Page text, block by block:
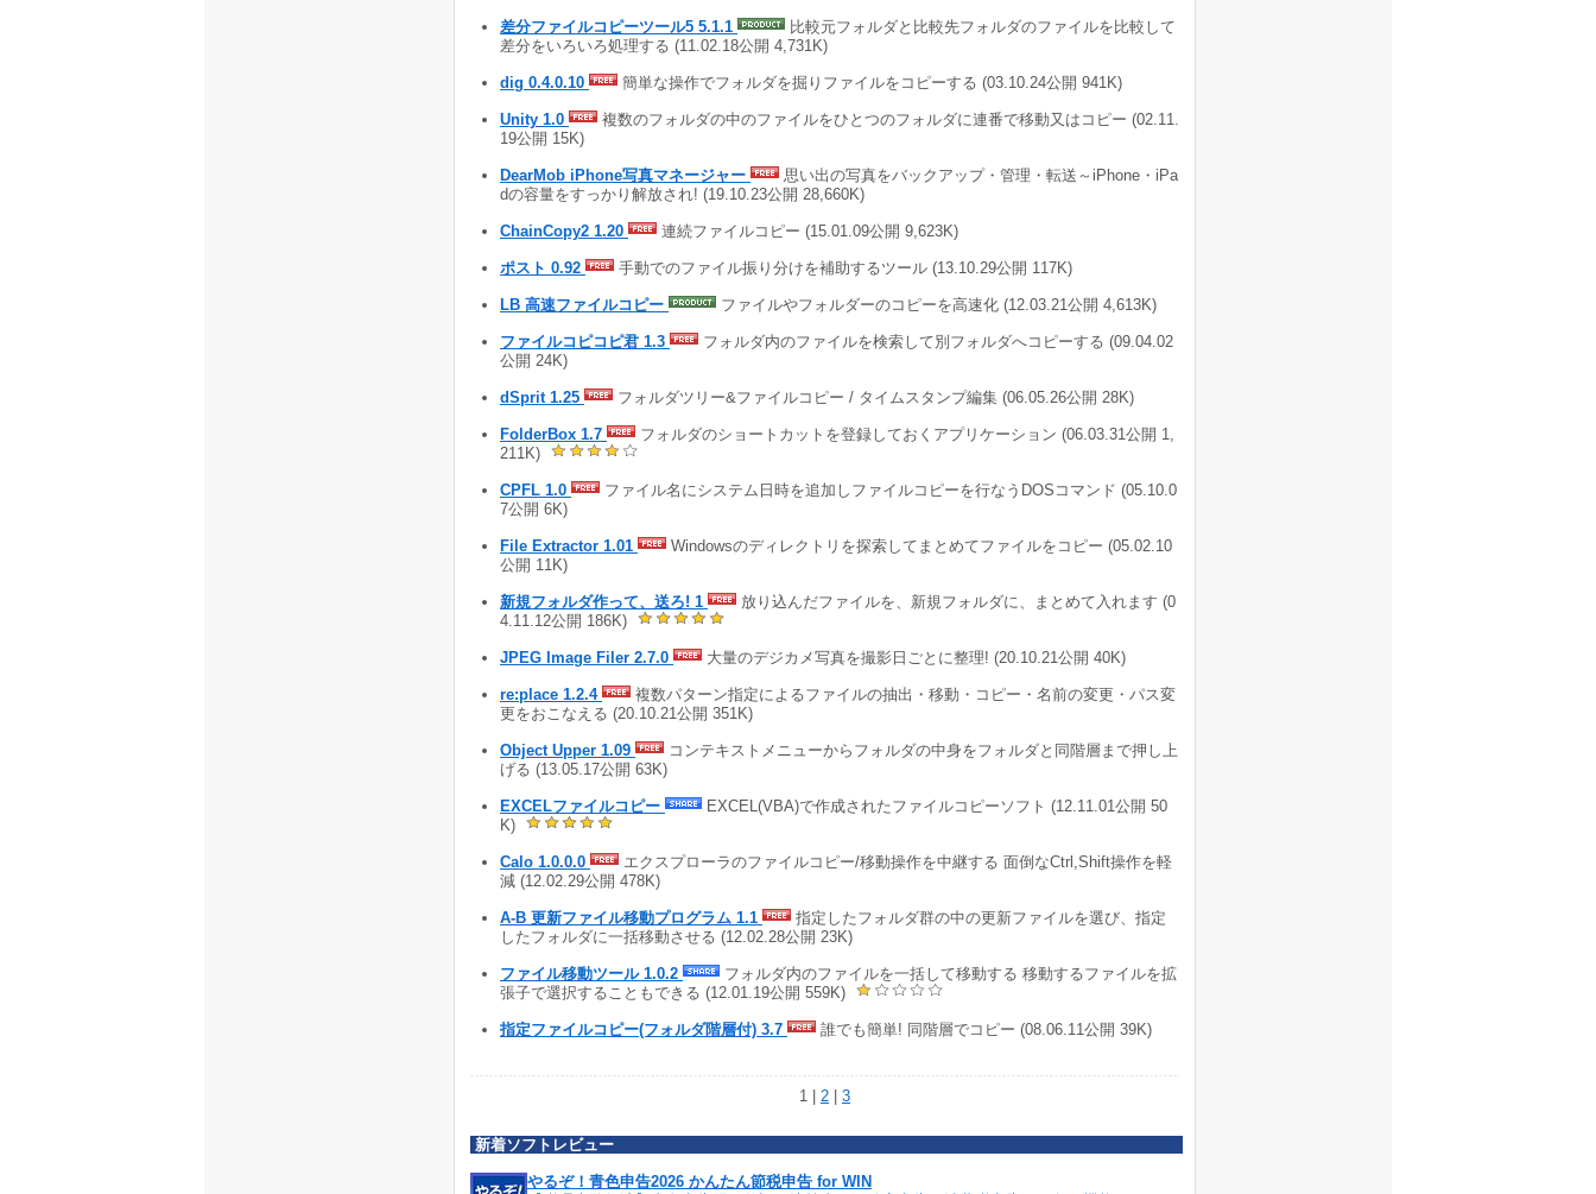
差分ファイルコピーツール5 5.1.1
比較元フォルダと比較先フォルダのファイルを比較して
差分をいろいろ処理する (11.02.18公開 4,731K)
dig 0.4.0.10 簡単な操作でフォルダを掘りファイルをコピーする (03.10.24公開 941K)
Unity 1.0
複数のフォルダの中のファイルをひとつのフォルダに連番で移動又はコピー (02.11.
19公開 15K)
DearMob iPhone写真マネージャー
思い出の写真をバックアップ・管理・転送～iPhone・iPa
dの容量をすっかり解放され! (19.10.23公開 28,660K)
ChainCopy2 1.20 連続ファイルコピー (15.01.09公開 9,623K)
ポスト 0.92 手動でのファイル振り分けを補助するツール (13.10.29公開 117K)
LB 高速ファイルコピー ファイルやフォルダーのコピーを高速化 (12.03.21公開 4,613K)
ファイルコピコピ君 1.3
フォルダ内のファイルを検索して別フォルダへコピーする (09.04.02
公開 24K)
dSprit 1.25 フォルダツリー&ファイルコピー / タイムスタンプ編集 (06.05.26公開 28K)
FolderBox 1.7
フォルダのショートカットを登録しておくアプリケーション (06.03.31公開 1,
211K)
CPFL 1.0
ファイル名にシステム日時を追加しファイルコピーを行なうDOSコマンド (05.10.0
7公開 6K)
File Extractor 1.01
Windowsのディレクトリを探索してまとめてファイルをコピー (05.02.10
公開 11K)
新規フォルダ作って、送ろ! 1
放り込んだファイルを、新規フォルダに、まとめて入れます (0
4.11.12公開 186K)
JPEG Image Filer 2.7.0 大量のデジカメ写真を撮影日ごとに整理! (20.10.21公開 40K)
re:place 1.2.4
複数パターン指定によるファイルの抽出・移動・コピー・名前の変更・パス変
更をおこなえる (20.10.21公開 351K)
Object Upper 1.09
コンテキストメニューからフォルダの中身をフォルダと同階層まで押し上
げる (13.05.17公開 63K)
EXCELファイルコピー
EXCEL(VBA)で作成されたファイルコピーソフト (12.11.01公開 50
K)
Calo 1.0.0.0
エクスプローラのファイルコピー/移動操作を中継する 面倒なCtrl,Shift操作を軽
減 (12.02.29公開 478K)
A-B 更新ファイル移動プログラム 1.1
指定したフォルダ群の中の更新ファイルを選び、指定
したフォルダに一括移動させる (12.02.28公開 23K)
ファイル移動ツール 1.0.2
フォルダ内のファイルを一括して移動する 移動するファイルを拡
張子で選択することもできる (12.01.19公開 559K)
指定ファイルコピー(フォルダ階層付) 3.7 誰でも簡単! 同階層でコピー (08.06.11公開 39K)
1 | 2 | 3
新着ソフトレビュー
やるぞ！青色申告2026 かんたん節税申告 for WIN